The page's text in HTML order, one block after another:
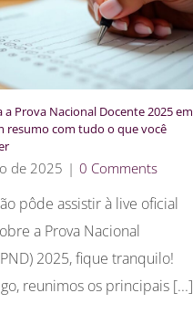
a Prova Nacional Docente 2025 em
resumo com tudo o que você
de 2025 | 0 Comments
pôde assistir à live oficial
a Prova Nacional
2025, fique tranquilo!
reunimos os principais [...]